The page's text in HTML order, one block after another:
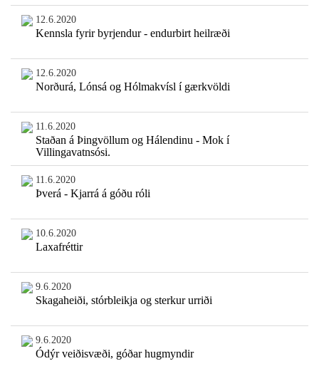
12.6.2020
Kennsla fyrir byrjendur - endurbirt heilræði
12.6.2020
Norðurá, Lónsá og Hólmakvísl í gærkvöldi
11.6.2020
Staðan á Þingvöllum og Hálendinu - Mok í
Villingavatnsósi.
11.6.2020
Þverá - Kjarrá á góðu róli
10.6.2020
Laxafréttir
9.6.2020
Skagaheiði, stórbleikja og sterkur urriði
9.6.2020
Ódýr veiðisvæði, góðar hugmyndir